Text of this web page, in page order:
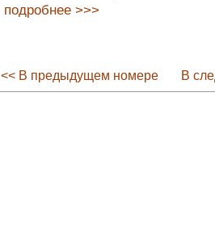
подробнее >>>
<< В предыдущем номере В